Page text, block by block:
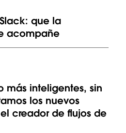
que la
acompañe
más inteligentes, sin
los nuevos
creador de flujos de